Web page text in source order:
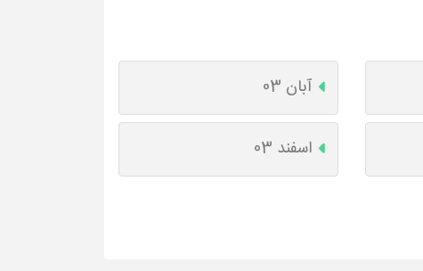
آبان 03
اسفند 03